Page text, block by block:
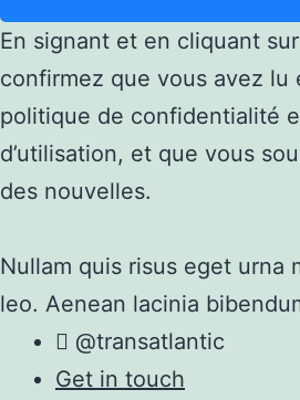
En signant et en cliquant
confirmez que vous avez lu
politique de confidentialité
d’utilisation, et que vous
des nouvelles.
Nullam quis risus eget urna
leo. Aenean lacinia
@transatlantic
Get in touch